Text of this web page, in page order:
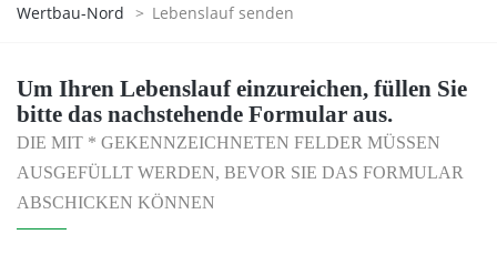
Wertbau-Nord > Lebenslauf senden
Um Ihren Lebenslauf einzureichen, füllen Sie
bitte das nachstehende Formular aus.
DIE MIT * GEKENNZEICHNETEN FELDER MÜSSEN
AUSGEFÜLLT WERDEN, BEVOR SIE DAS FORMULAR
ABSCHICKEN KÖNNEN